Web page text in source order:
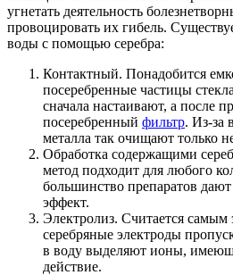
угнетать деятельность
провоцировать их гибель.
воды с помощью серебра:
Контактный. Понадобится
посеребренные частицы
сначала настаивают, а после
посеребренный фильтр. Из-за
металла так очищают только
Обработка содержащими
метод подходит для любого
большинство препаратов
эффект.
Электролиз. Считается
серебряные электроды
в воду выделяют ионы,
действие.